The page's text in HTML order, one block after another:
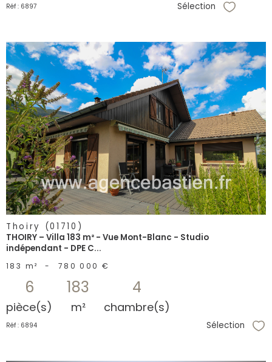
Réf : 6897 Sélection
voir le
bien
Thoiry (01710)
THOIRY – Villa 183 m² - Vue Mont-Blanc - Studio
indépendant - DPE C...
183 m² - 780 000 €
6
pièce(s)
183
m²
4
chambre(s)
Réf : 6894 Sélection